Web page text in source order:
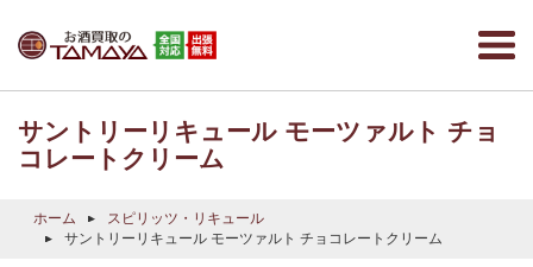
サントリーリキュール モーツァルト チョ
コレートクリーム
ホーム
スピリッツ・リキュール
サントリーリキュール モーツァルト チョコレートクリーム